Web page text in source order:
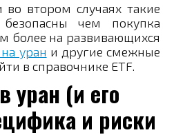
втором случаях такие
чем покупка
более на развивающихся
уран и другие смежные
в справочнике ETF.
уран (и его
и риски